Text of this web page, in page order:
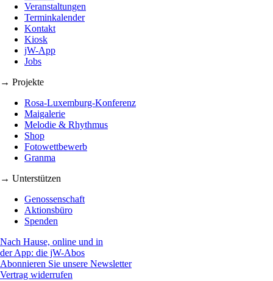
Veranstaltungen
Terminkalender
Kontakt
Kiosk
jW-App
Jobs
→ Projekte
Rosa-Luxemburg-Konferenz
Maigalerie
Melodie & Rhythmus
Shop
Fotowettbewerb
Granma
→ Unterstützen
Genossenschaft
Aktionsbüro
Spenden
Nach Hause, online und in
der App: die jW-Abos
Abonnieren Sie unsere Newsletter
Vertrag widerrufen